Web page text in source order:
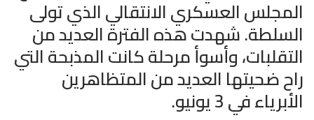
المجلس العسكري الانتقالي الذي تولى
السلطة. شهدت هذه الفترة العديد من
التقلبات، وأسوأ مرحلة كانت المذبحة التي
راح ضحيتها العديد من المتظاهرين
الأبرياء في 3 يونيو.